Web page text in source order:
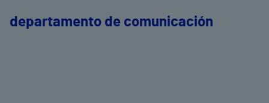
departamento de comunicación